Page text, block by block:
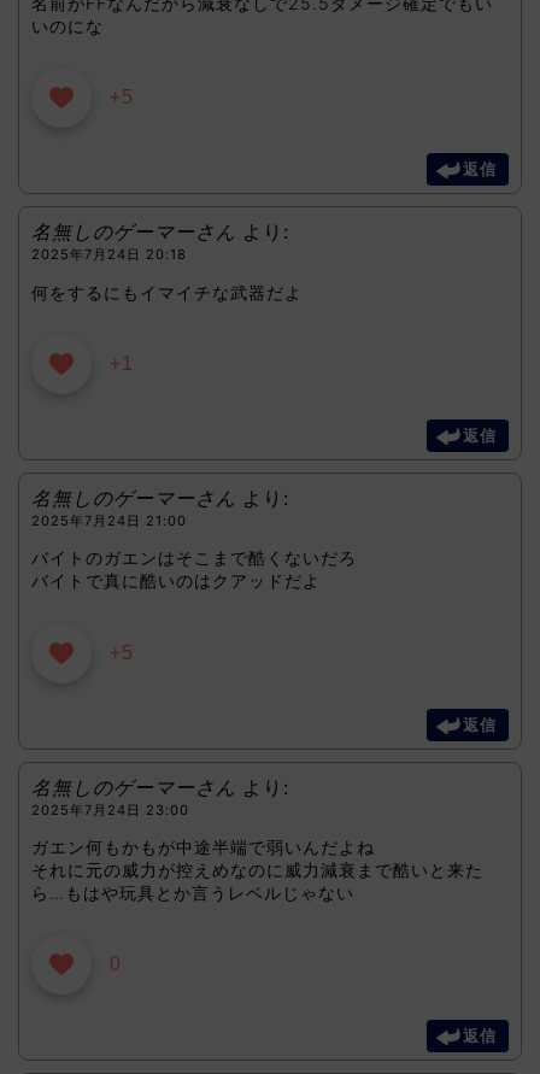
いのにな
+5
返信
名無しのゲーマーさん より:
2025年7月24日 20:18
何をするにもイマイチな武器だよ
+1
返信
名無しのゲーマーさん より:
2025年7月24日 21:00
バイトのガエンはそこまで酷くないだろ
バイトで真に酷いのはクアッドだよ
+5
返信
名無しのゲーマーさん より:
2025年7月24日 23:00
ガエン何もかもが中途半端で弱いんだよね
それに元の威力が控えめなのに威力減衰まで酷いと来た
ら…もはや玩具とか言うレベルじゃない
0
返信